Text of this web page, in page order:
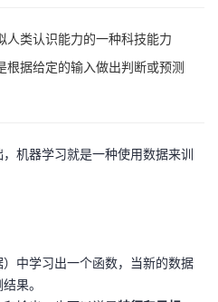
人类认识能力的一种科技能力
根据给定的输入做出判断或预测
机器学习就是一种使用数据来训
中学习出一个函数，当新的数据
果。